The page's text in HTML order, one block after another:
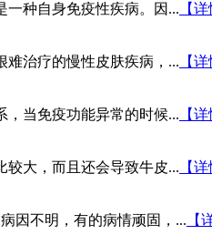
一种自身免疫性疾病。因... 【详
难治疗的慢性皮肤疾病，... 【详
，当免疫功能异常的时候... 【详
较大，而且还会导致牛皮... 【详
因不明，有的病情顽固，... 【